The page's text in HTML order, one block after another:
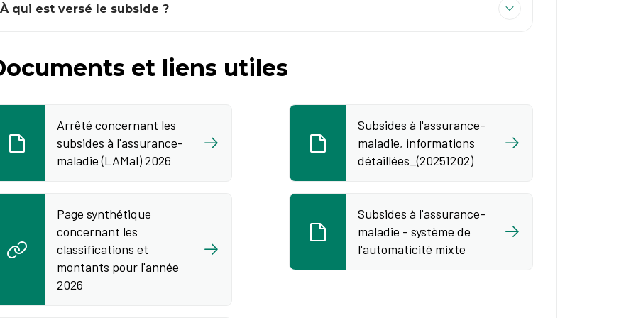
À qui est versé le subside ?
et liens utiles
Arrêté concernant les
subsides à l'assurance-
maladie (LAMal) 2026
Page synthétique
concernant les
classifications et
montants pour l'année
2026
Subsides à l'assurance-
maladie, informations
détaillées_(20251202)
Subsides à l'assurance-
maladie - système de
l'automaticité mixte